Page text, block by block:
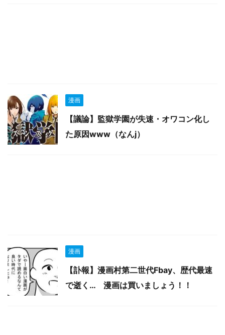
漫画
【議論】監獄学園が失速・オワコン化し
た原因www（なんj）
漫画
【訃報】漫画村第二世代Fbay、歴代最速
で逝く… 漫画は買いましょう！！